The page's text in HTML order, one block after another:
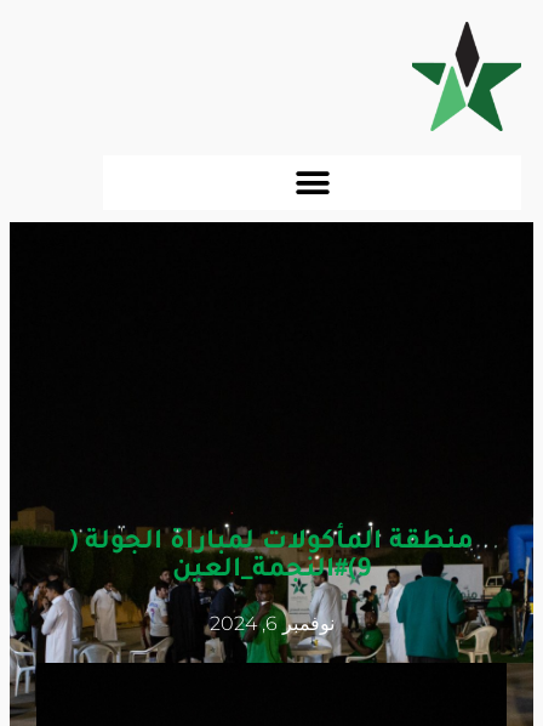
منطقة المأكولات لمباراة الجولة (
9)#النجمة_العين
نوفمبر 6, 2024